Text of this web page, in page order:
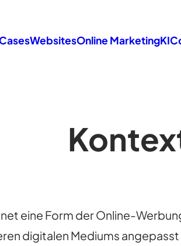
WebsitesOnline MarketingKI
eine Form der Online-
digitalen Mediums